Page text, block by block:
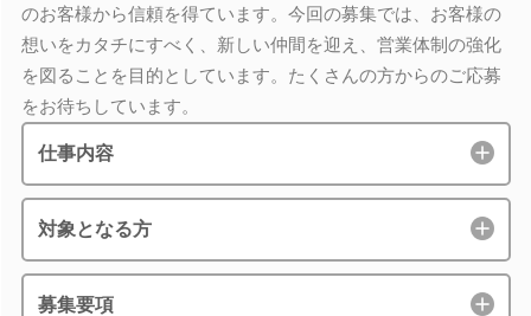
のお客様から信頼を得ています。今回の募集では、お客様の
想いをカタチにすべく、新しい仲間を迎え、営業体制の強化
を図ることを目的としています。たくさんの方からのご応募
をお待ちしています。
仕事内容
対象となる方
募集要項